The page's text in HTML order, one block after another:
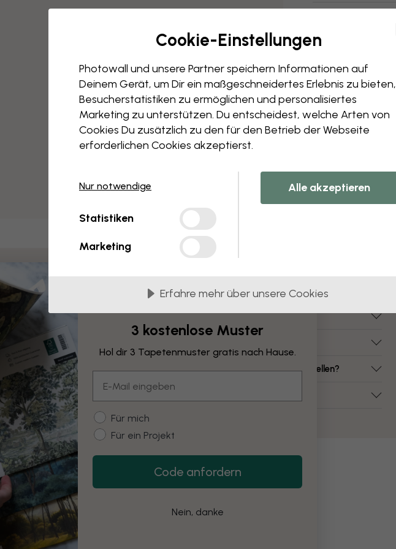
Häufig gestellte Fragen
Wie viel kostet eine Leinwand?
Kann ich eine Leinwand aus meinem eigenen Bild erstellen?
Muss ich die Leinwand selbst montieren?
Karten von London
3 kostenlose Muster
Hol dir 3 Tapetenmuster gratis nach Hause.
Customer type
Für mich
Für ein Projekt
Code anfordern
Nein, danke
Cookie-Einstellungen
Photowall und unsere Partner speichern Informationen auf
Deinem Gerät, um Dir ein maßgeschneidertes Erlebnis zu bieten,
Besucherstatistiken zu ermöglichen und personalisiertes
Marketing zu unterstützen. Du entscheidest, welche Arten von
Cookies Du zusätzlich zu den für den Betrieb der Webseite
erforderlichen Cookies akzeptierst.
Nur notwendige
Statistiken
Marketing
Alle akzeptieren
Erfahre mehr über unsere Cookies